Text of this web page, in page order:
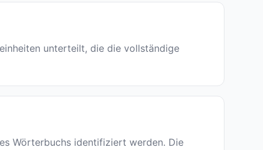
unterteilt, die die vollständige
Wörterbuchs identifiziert werden. Die